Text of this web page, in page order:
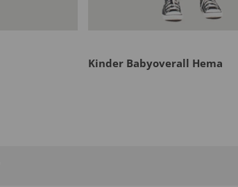
Kinder Babyoverall Hema